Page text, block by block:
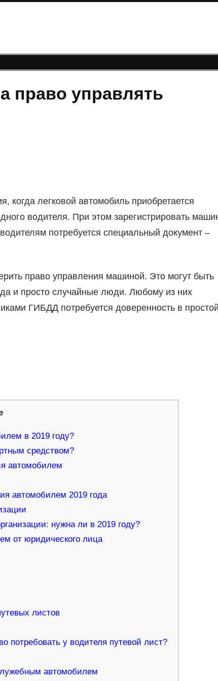
право управлять
когда легковой автомобиль приобретается
водителя. При этом зарегистрировать
потребуется специальный документ –
право управления машиной. Это могут быть
и просто случайные люди. Любому из них
ГИБДД потребуется доверенность в
в 2019 году?
средством?
автомобилем
автомобилем 2019 года
нужна ли в 2019 году?
от юридического лица
листов
потребовать у водителя путевой лист?
автомобилем